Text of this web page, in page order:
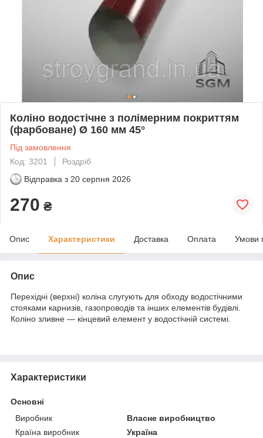
Коліно водостічне з полімерним покриттям
(фарбоване) Ø 160 мм 45°
Під замовлення
Код: 3201
Роздріб
Відправка з 20 серпня 2026
270 ₴
Опис Характеристики Доставка Оплата Умови
Опис
Перехідні (верхні) коліна слугують для обходу водостічними
стояками карнизів, газопроводів та інших елементів будівлі.
Коліно зливне — кінцевий елемент у водостічній системі.
Характеристики
Основні
Виробник
Власне виробництво
Країна виробник
Україна